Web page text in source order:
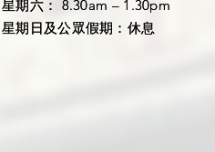
星期六： 8.30am – 1.30pm
星期日及公眾假期：休息
星期六： 8.30am – 1.30pm
星期日及公眾假期：休息